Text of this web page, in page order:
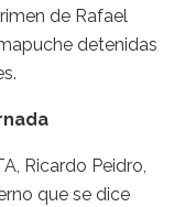
de Rafael
detenidas
Ricardo Peidro,
que se dice